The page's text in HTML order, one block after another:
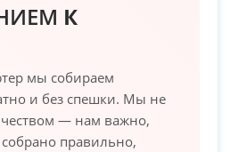
К
мы собираем
и без спешки. Мы не
— нам важно,
правильно,